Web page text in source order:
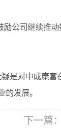
公司继续推
是对中成康富
的发展。
下一篇：